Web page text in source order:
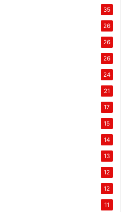
35
26
26
26
24
21
17
15
14
13
12
12
11